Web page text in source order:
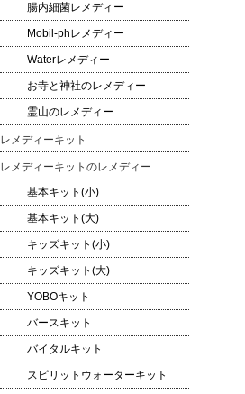
腸内細菌レメディー
Mobil-phレメディー
Waterレメディー
お寺と神社のレメディー
霊山のレメディー
レメディーキット
レメディーキットのレメディー
基本キット(小)
基本キット(大)
キッズキット(小)
キッズキット(大)
YOBOキット
バースキット
バイタルキット
スピリットウォーターキット